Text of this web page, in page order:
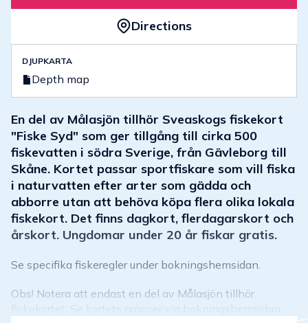
Directions
DJUPKARTA
Depth map
En del av Målasjön tillhör Sveaskogs fiskekort
"Fiske Syd" som ger tillgång till cirka 500
fiskevatten i södra Sverige, från Gävleborg till
Skåne. Kortet passar sportfiskare som vill fiska
i naturvatten efter arter som gädda och
abborre utan att behöva köpa flera olika lokala
fiskekort. Det finns dagkort, flerdagarskort och
årskort. Ungdomar under 20 år fiskar gratis.
Se specifika fiskeregler under bokningshemsidan.
Obs! Notera att endast en del av Målasjön tillhör
fiskekortet. Se kortets gränser via bokningshemsidan.